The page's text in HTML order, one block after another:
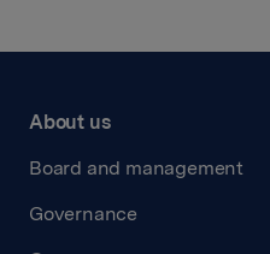
About us
Board and management
Governance